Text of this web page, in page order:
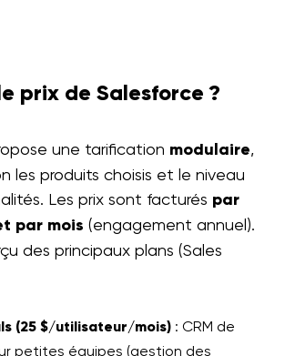
prix de Salesforce ?
une tarification modulaire,
les produits choisis et le niveau
Les prix sont facturés par
par mois (engagement annuel).
des principaux plans (Sales
(25 $/utilisateur/mois) : CRM de
petites équipes (gestion des